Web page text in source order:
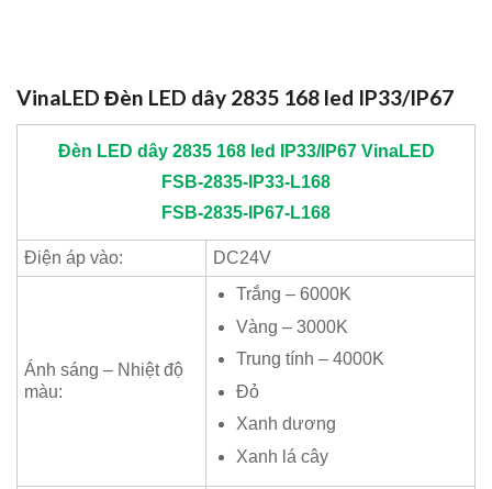
VinaLED Đèn LED dây 2835 168 led IP33/IP67
Đèn LED dây 2835 168 led IP33/IP67 VinaLED
FSB-2835-IP33-L168
FSB-2835-IP67-L168
Điện áp vào: DC24V
Ánh sáng – Nhiệt độ
màu:
Trắng – 6000K
Vàng – 3000K
Trung tính – 4000K
Đỏ
Xanh dương
Xanh lá cây